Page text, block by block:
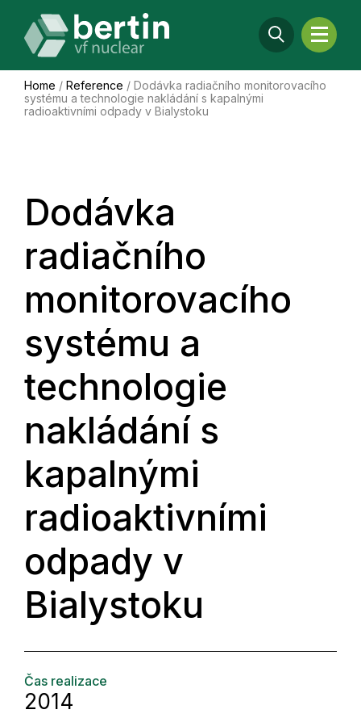
Home / Reference / Dodávka radiačního monitorovacího
systému a technologie nakládání s kapalnými
radioaktivními odpady v Bialystoku
Dodávka
radiačního
monitorovacího
systému a
technologie
nakládání s
kapalnými
radioaktivními
odpady v
Bialystoku
Čas realizace
2014